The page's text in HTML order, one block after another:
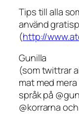
Tips till alla
använd
(http://
Gunilla
(som twittrar
mat med
språk på
@korrarna